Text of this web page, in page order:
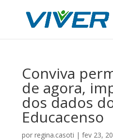
Conviva
de agora,
dos dados
Educacenso
por regina.casoti | fev 23,